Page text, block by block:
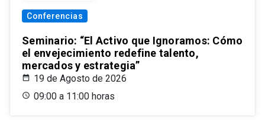
Conferencias
Seminario: “El Activo que Ignoramos: Cómo
el envejecimiento redefine talento,
mercados y estrategia”
19 de Agosto de 2026
09:00 a 11:00 horas